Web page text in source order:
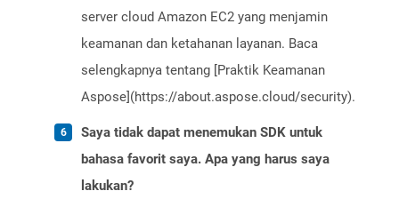
server cloud Amazon EC2 yang menjamin
keamanan dan ketahanan layanan. Baca
selengkapnya tentang [Praktik Keamanan
Aspose](https://about.aspose.cloud/security).
Saya tidak dapat menemukan SDK untuk
bahasa favorit saya. Apa yang harus saya
lakukan?